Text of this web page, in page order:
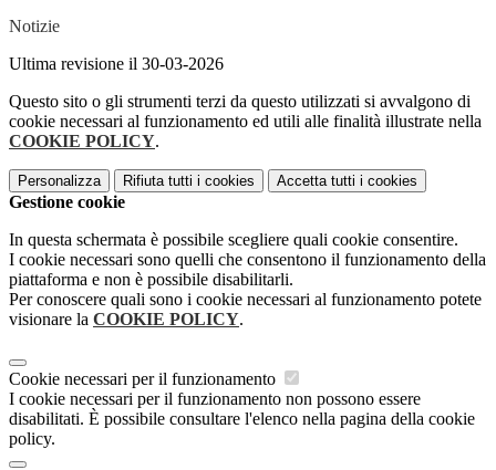
Notizie
Ultima revisione il 30-03-2026
Questo sito o gli strumenti terzi da questo utilizzati si avvalgono di
cookie necessari al funzionamento ed utili alle finalità illustrate nella
COOKIE POLICY.
Personalizza Rifiuta tutti i cookies Accetta tutti i cookies
Gestione cookie
In questa schermata è possibile scegliere quali cookie consentire.
I cookie necessari sono quelli che consentono il funzionamento della
piattaforma e non è possibile disabilitarli.
Per conoscere quali sono i cookie necessari al funzionamento potete
visionare la COOKIE POLICY.
Cookie necessari per il funzionamento
I cookie necessari per il funzionamento non possono essere
disabilitati. È possibile consultare l'elenco nella pagina della cookie
policy.